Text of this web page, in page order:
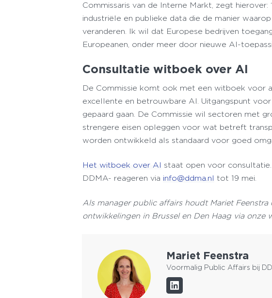
Commissaris van de Interne Markt, zegt
industriële en publieke data die de manier
veranderen. Ik wil dat Europese bedrijven
Europeanen, onder meer door nieuwe AI-
Consultatie witboek over AI
De Commissie komt ook met een witboek voor
excellente en betrouwbare AI. Uitgangspunt
gepaard gaan. De Commissie wil sectoren met
strengere eisen opleggen voor wat betreft
worden ontwikkeld als standaard voor goed
Het witboek over AI staat open voor
DDMA- reageren via info@ddma.nl tot 19 mei.
Als manager public affairs houdt Mariet
ontwikkelingen in Brussel en Den Haag via onze
Mariet Feenstra
Voormalig Public Affairs bij